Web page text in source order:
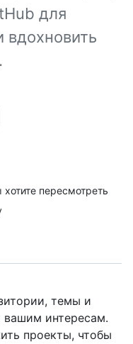
для
вдохновить
пересмотреть
темы и
вашим интересам.
проекты, чтобы